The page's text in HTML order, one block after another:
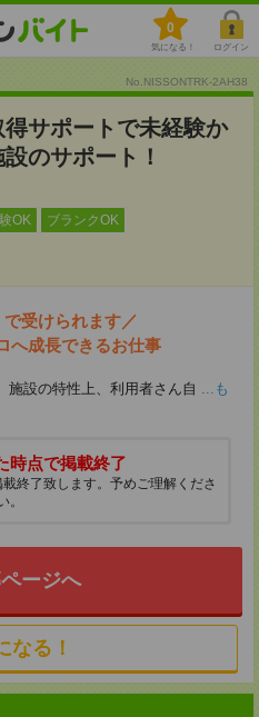
0
気になる！ ログイン
No.NISSONTRK-2AH38
サポートで未経験か
のサポート！
OK ブランクOK
受けられます／
へ成長できるお仕事
設の特性上、利用者さん自 ...も
時点で掲載終了
終了致します。予めご理解くださ
。
ージへ
なる！